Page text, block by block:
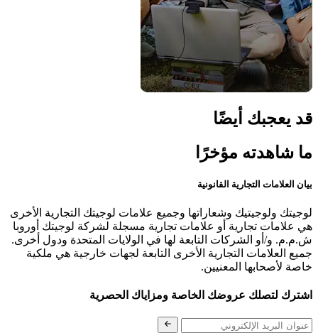
قد يعجبك أيضًا
ما شاهدته مؤخرًا
بيان العلامات التجارية القانونية
لوجيتك ولوجيتيك وشعاراتها وجميع علامات لوجيتك التجارية الأخرى
هي علامات تجارية أو علامات تجارية مسجلة لشركة لوجيتك أوروبا
ش.م.م. و/أو الشركات التابعة لها في الولايات المتحدة ودول أخرى.
جميع العلامات التجارية الأخرى التابعة لجهات خارجية هي ملكية
خاصة لأصحابها المعنيين.
اشترك لتصلك عروضك الخاصة ومزاياك الحصرية